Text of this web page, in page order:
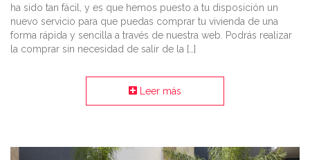
ha sido tan fácil, y es que hemos puesto a tu disposición un
nuevo servicio para que puedas comprar tu vivienda de una
forma rápida y sencilla a través de nuestra web. Podrás realizar
la comprar sin necesidad de salir de la […]
Leer más